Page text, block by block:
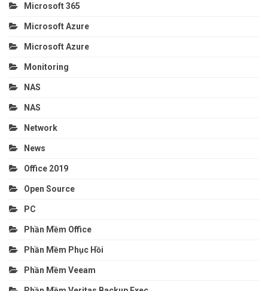
Microsoft 365
Microsoft Azure
Microsoft Azure
Monitoring
NAS
NAS
Network
News
Office 2019
Open Source
PC
Phần Mềm Office
Phần Mềm Phục Hồi
Phần Mềm Veeam